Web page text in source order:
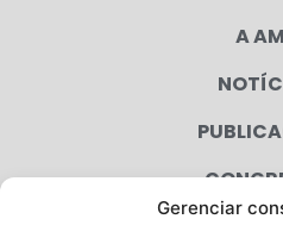
Gerenciar
A